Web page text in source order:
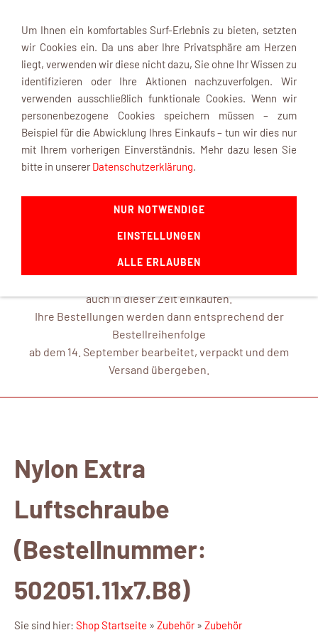
Navigation einblenden
INFOBOX
mk-modelltechnik macht Urlaub ...
ab dem 22. August 2026 und ist mit frischen Ideen ab dem
14. September 2026 wieder für Sie da.
auch in dieser Zeit einkaufen.
Ihre Bestellungen werden dann entsprechend der
Bestellreihenfolge
ab dem 14. September bearbeitet, verpackt und dem
Versand übergeben.
Nylon Extra
Luftschraube
(Bestellnummer:
502051.11x7.B8)
Sie sind hier: Shop Startseite » Zubehör» Zubehör
Um Ihnen ein komfortables Surf-Erlebnis zu bieten, setzten
wir Cookies ein. Da uns aber Ihre Privatsphäre am Herzen
liegt, verwenden wir diese nicht dazu, Sie ohne Ihr Wissen zu
identifizieren oder Ihre Aktionen nachzuverfolgen. Wir
verwenden ausschließlich funktionale Cookies. Wenn wir
personenbezogene Cookies speichern müssen – zum
Beispiel für die Abwicklung Ihres Einkaufs – tun wir dies nur
mit Ihrem vorherigen Einverständnis. Mehr dazu lesen Sie
bitte in unserer Datenschutzerklärung.
NUR NOTWENDIGE
EINSTELLUNGEN
ALLE ERLAUBEN